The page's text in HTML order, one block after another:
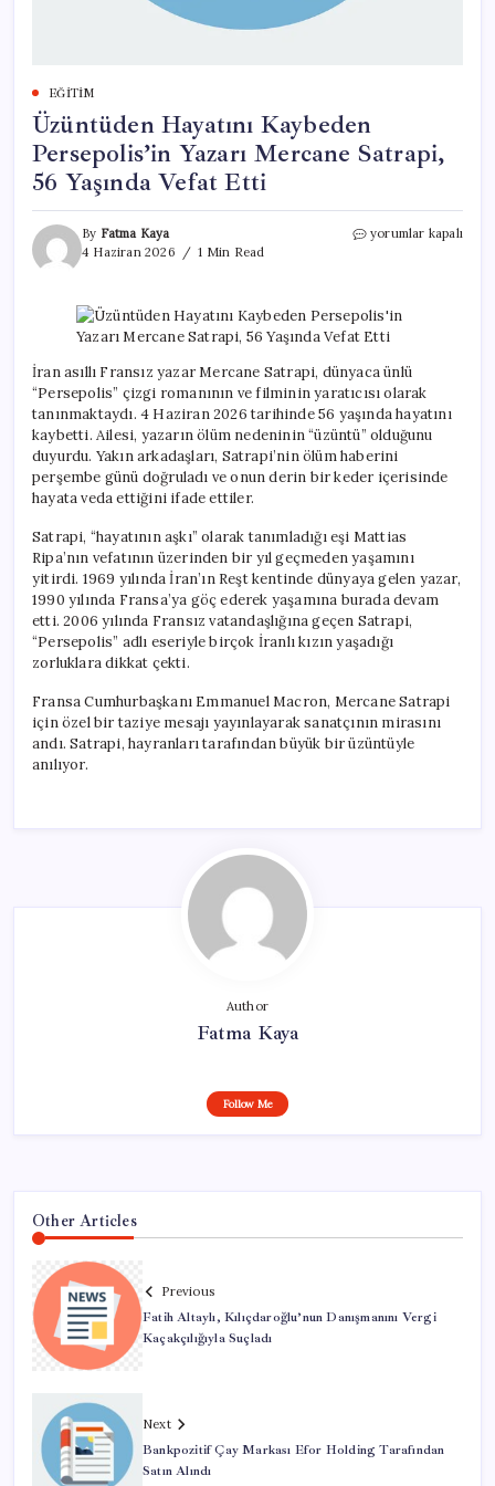
EĞITIM
Üzüntüden Hayatını Kaybeden
Persepolis’in Yazarı Mercane Satrapi,
56 Yaşında Vefat Etti
By Fatma Kaya
4 Haziran 2026
1 Min Read
Üzüntüden
Yazarı
Mercane
Satrapi,
Yaşında
Vefat
Etti
için
yorumlar kapalı
İran asıllı Fransız yazar Mercane Satrapi, dünyaca ünlü
“Persepolis” çizgi romanının ve filminin yaratıcısı olarak
tanınmaktaydı. 4 Haziran 2026 tarihinde 56 yaşında hayatını
kaybetti. Ailesi, yazarın ölüm nedeninin “üzüntü” olduğunu
duyurdu. Yakın arkadaşları, Satrapi’nin ölüm haberini
perşembe günü doğruladı ve onun derin bir keder içerisinde
hayata veda ettiğini ifade ettiler.
Satrapi, “hayatının aşkı” olarak tanımladığı eşi Mattias
Ripa’nın vefatının üzerinden bir yıl geçmeden yaşamını
yitirdi. 1969 yılında İran’ın Reşt kentinde dünyaya gelen yazar,
1990 yılında Fransa’ya göç ederek yaşamına burada devam
etti. 2006 yılında Fransız vatandaşlığına geçen Satrapi,
“Persepolis” adlı eseriyle birçok İranlı kızın yaşadığı
zorluklara dikkat çekti.
Fransa Cumhurbaşkanı Emmanuel Macron, Mercane Satrapi
için özel bir taziye mesajı yayınlayarak sanatçının mirasını
andı. Satrapi, hayranları tarafından büyük bir üzüntüyle
anılıyor.
Author
Fatma Kaya
Follow Me
Other Articles
Previous
Fatih Altaylı, Kılıçdaroğlu’nun Danışmanını Vergi
Kaçakçılığıyla Suçladı
Next
Bankpozitif Çay Markası Efor Holding Tarafından
Satın Alındı